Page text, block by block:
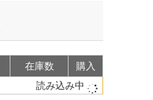
在庫数
購入
読み込み中